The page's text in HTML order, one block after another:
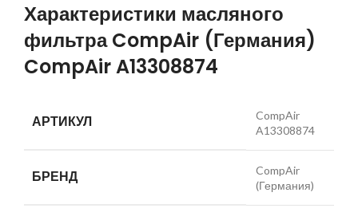
Характеристики масляного
фильтра CompAir (Германия)
CompAir A13308874
АРТИКУЛ
CompAir
A13308874
БРЕНД
CompAir
(Германия)